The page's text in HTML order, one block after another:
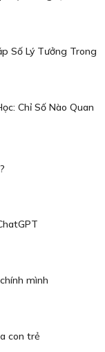
Số Lý Tưởng Trong
Chỉ Số Nào Quan
mình
con trẻ